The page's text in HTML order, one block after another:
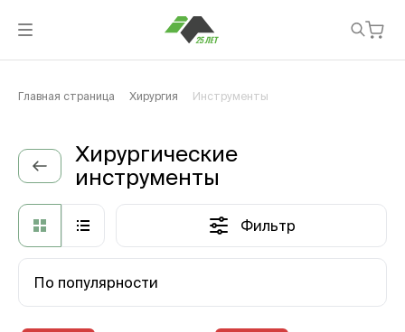
Главная страница Хирургия Инструменты
Хирургические
инструменты
Фильтр
По популярности